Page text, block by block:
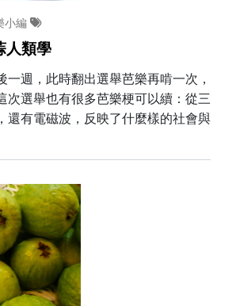
小編
人類學
一週，此時翻出選舉芭樂再啃一次，
次選舉也有很多芭樂梗可以續：從三
還有電磁波，反映了什麼樣的社會與